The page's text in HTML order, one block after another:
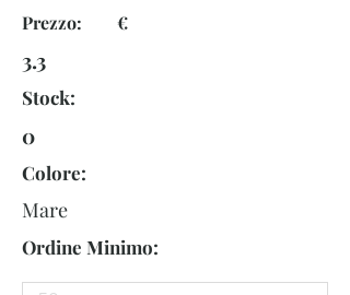
Prezzo: €
3.3
Stock:
0
Colore:
Mare
Ordine Minimo: